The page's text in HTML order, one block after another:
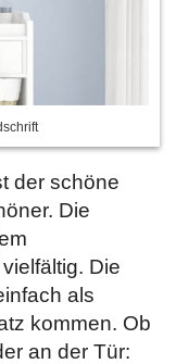
der schöne
Die
Die
als
kommen. Ob
an der Tür: